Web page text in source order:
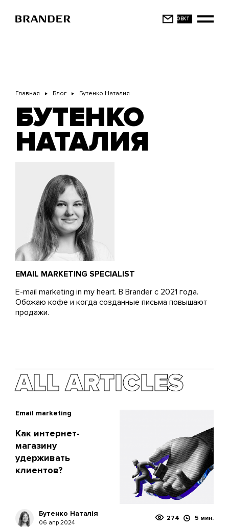
основному
Главная Блог Бутенко Наталия
БУТЕНКО
НАТАЛИЯ
EMAIL MARKETING SPECIALIST
E-mail marketing in my heart. В Brander с 2021 года.
Обожаю кофе и когда созданные письма повышают
продажи.
ALL ARTICLES
Email marketing
Как интернет-
магазину
удерживать
клиентов?
Бутенко Наталія
06 апр 2024
274 5 мин.